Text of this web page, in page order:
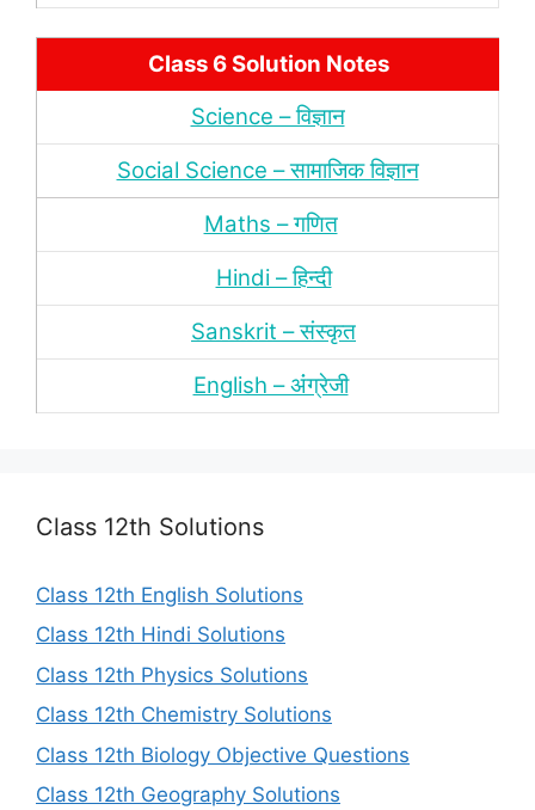
Class 6 Solution Notes
Science – विज्ञान
Social Science – सामाजिक विज्ञान
Maths – गणित
Hindi – हिन्‍दी
Sanskrit – संस्‍कृत
English – अंंग्रेजी
Class 12th Solutions
Class 12th English Solutions
Class 12th Hindi Solutions
Class 12th Physics Solutions
Class 12th Chemistry Solutions
Class 12th Biology Objective Questions
Class 12th Geography Solutions